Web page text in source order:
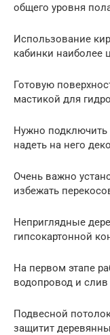
общего уровня
Использование
кабинки наиболее
Готовую
мастикой для
Нужно подключить
надеть на него
Очень важно
избежать
Неприглядные
гипсокартонной
На первом этапе
водопровод и слив
Подвесной
защитит